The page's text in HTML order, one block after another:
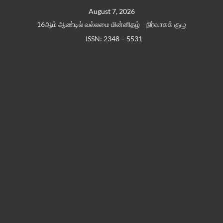
August 7, 2026
16ஆம் ஆண்டில் வல்லமை மின்னிதழ்
நிர்வாகக் குழு
ISSN: 2348 – 5531